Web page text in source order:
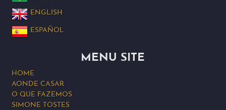
ENGLISH
ESPAÑOL
MENU SITE
HOME
AONDE CASAR
O QUE FAZEMOS
SIMONE TOSTES